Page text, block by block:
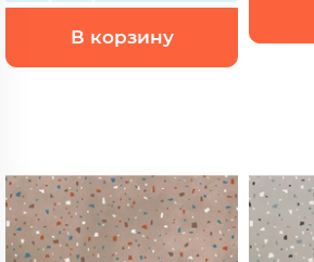
В корзину